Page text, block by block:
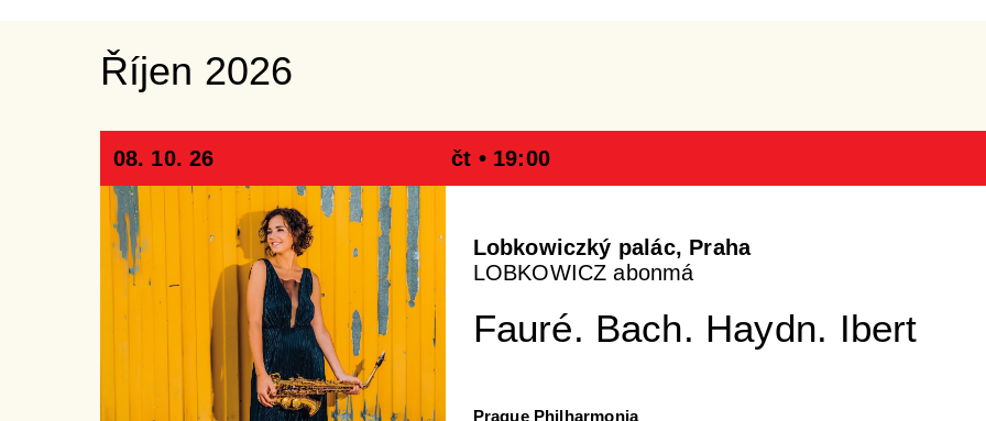
Říjen 2026
08. 10. 26 čt • 19:00
Lobkowiczký palác, Praha
LOBKOWICZ abonmá
Fauré. Bach. Haydn. Ibert
Prague Philharmonia